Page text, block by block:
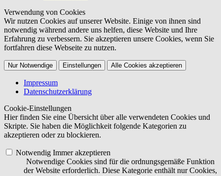
Verwendung von Cookies
Wir nutzen Cookies auf unserer Website. Einige von ihnen sind
notwendig während andere uns helfen, diese Website und Ihre
Erfahrung zu verbessern. Sie akzeptieren unsere Cookies, wenn Sie
fortfahren diese Webseite zu nutzen.
Nur Notwendige Einstellungen Alle Cookies akzeptieren
Impressum
Datenschutzerklärung
Cookie-Einstellungen
Hier finden Sie eine Übersicht über alle verwendeten Cookies und
Skripte. Sie haben die Möglichkeit folgende Kategorien zu
akzeptieren oder zu blockieren.
Notwendig Immer akzeptieren
Notwendige Cookies sind für die ordnungsgemäße Funktion
der Website erforderlich. Diese Kategorie enthält nur Cookies,